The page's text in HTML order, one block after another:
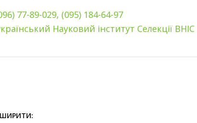
77-89-029, (095) 184-64-97
Науковий інститут Селекції ВНІС